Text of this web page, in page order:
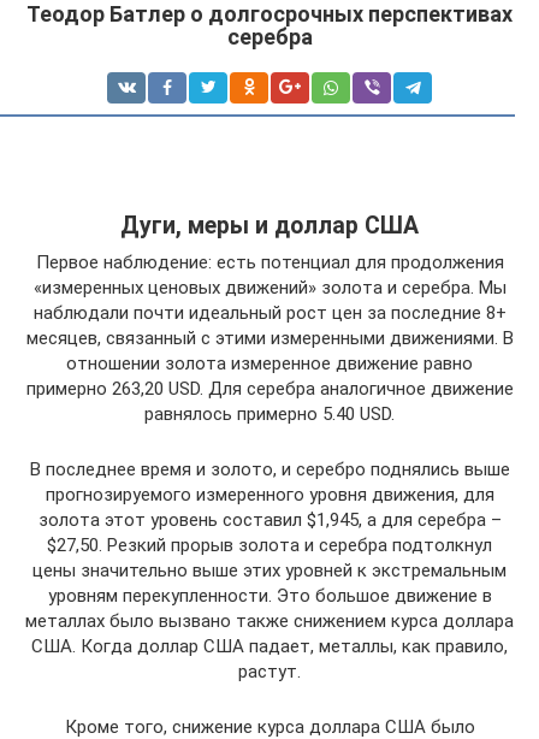
Теодор Батлер о долгосрочных перспективах
серебра
Дуги, меры и доллар США
Первое наблюдение: есть потенциал для продолжения
«измеренных ценовых движений» золота и серебра. Мы
наблюдали почти идеальный рост цен за последние 8+
месяцев, связанный с этими измеренными движениями. В
отношении золота измеренное движение равно
примерно 263,20 USD. Для серебра аналогичное движение
равнялось примерно 5.40 USD.
В последнее время и золото, и серебро поднялись выше
прогнозируемого измеренного уровня движения, для
золота этот уровень составил $1,945, а для серебра –
$27,50. Резкий прорыв золота и серебра подтолкнул
цены значительно выше этих уровней к экстремальным
уровням перекупленности. Это большое движение в
металлах было вызвано также снижением курса доллара
США. Когда доллар США падает, металлы, как правило,
растут.
Кроме того, снижение курса доллара США было